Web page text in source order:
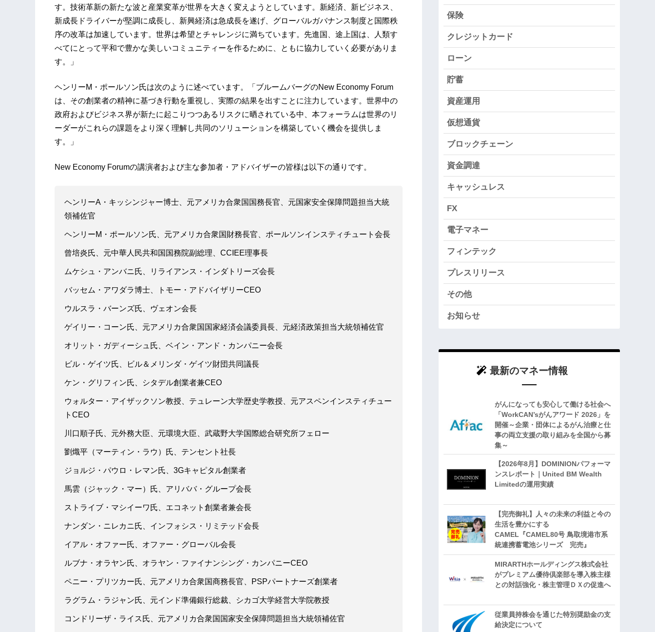
す。技術革新の新たな波と産業変革が世界を大きく変えようとしています。新経済、新ビジネス、
新成長ドライバーが堅調に成長し、新興経済は急成長を遂げ、グローバルガバナンス制度と国際秩
序の改革は加速しています。世界は希望とチャレンジに満ちています。先進国、途上国は、人類す
べてにとって平和で豊かな美しいコミュニティーを作るために、ともに協力していく必要がありま
す。」
ヘンリーM・ポールソン氏は次のように述べています。「ブルームバーグのNew Economy Forum
は、その創業者の精神に基づき行動を重視し、実際の結果を出すことに注力しています。世界中の
政府およびビジネス界が新たに起こりつつあるリスクに晒されている中、本フォーラムは世界のリ
ーダーがこれらの課題をより深く理解し共同のソリューションを構築していく機会を提供しま
す。」
New Economy Forumの講演者および主な参加者・アドバイザーの皆様は以下の通りです。
ヘンリーA・キッシンジャー博士、元アメリカ合衆国国務長官、元国家安全保障問題担当大統
領補佐官
ヘンリーM・ポールソン氏、元アメリカ合衆国財務長官、ポールソンインスティチュート会長
曾培炎氏、元中華人民共和国国務院副総理、CCIEE理事長
ムケシュ・アンバニ氏、リライアンス・インダトリーズ会長
バッセム・アワダラ博士、トモー・アドバイザリーCEO
ウルスラ・バーンズ氏、ヴェオン会長
ゲイリー・コーン氏、元アメリカ合衆国国家経済会議委員長、元経済政策担当大統領補佐官
オリット・ガディーシュ氏、ベイン・アンド・カンパニー会長
ビル・ゲイツ氏、ビル＆メリンダ・ゲイツ財団共同議長
ケン・グリフィン氏、シタデル創業者兼CEO
ウォルター・アイザックソン教授、テュレーン大学歴史学教授、元アスペンインスティチュー
トCEO
川口順子氏、元外務大臣、元環境大臣、武蔵野大学国際総合研究所フェロー
劉熾平（マーティン・ラウ）氏、テンセント社長
ジョルジ・パウロ・レマン氏、3Gキャピタル創業者
馬雲（ジャック・マー）氏、アリババ・グループ会長
ストライブ・マシイーワ氏、エコネット創業者兼会長
ナンダン・ニレカニ氏、インフォシス・リミテッド会長
イアル・オファー氏、オファー・グローバル会長
ルブナ・オラヤン氏、オラヤン・ファイナンシング・カンパニーCEO
ペニー・プリツカー氏、元アメリカ合衆国商務長官、PSPパートナーズ創業者
ラグラム・ラジャン氏、元インド準備銀行総裁、シカゴ大学経営大学院教授
コンドリーザ・ライス氏、元アメリカ合衆国国家安全保障問題担当大統領補佐官
保険
クレジットカード
ローン
貯蓄
資産運用
仮想通貨
ブロックチェーン
資金調達
キャッシュレス
FX
電子マネー
フィンテック
プレスリリース
その他
お知らせ
最新のマネー情報
がんになっても安心して働ける社会へ
「WorkCAN’sがんアワード 2026」を
開催～企業・団体によるがん治療と仕
事の両立支援の取り組みを全国から募
集～
【2026年8月】DOMINIONパフォーマ
ンスレポート｜United BM Wealth
Limitedの運用実績
【完売御礼】人々の未来の利益と今の
生活を豊かにする
CAMEL『CAMEL80号 鳥取境港市系
統連携蓄電池シリーズ 完売』
MIRARTHホールディングス株式会社
がプレミアム優待倶楽部を導入株主様
との対話強化・株主管理ＤＸの促進へ
従業員持株会を通じた特別奨励金の支
給決定について